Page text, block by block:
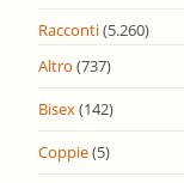
Racconti(5.260)
Altro (737)
Bisex(142)
Coppie(5)